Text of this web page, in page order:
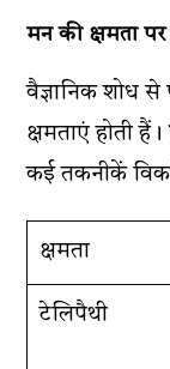
मन की क्षमता
वैज्ञानिक शोध
क्षमताएं होती हैं।
कई तकनीकें
क्षमता
टेलिपैथी